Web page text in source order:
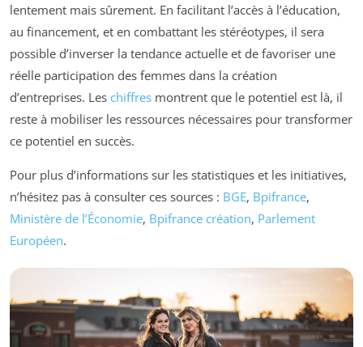
lentement mais sûrement. En facilitant l’accès à l’éducation,
au financement, et en combattant les stéréotypes, il sera
possible d’inverser la tendance actuelle et de favoriser une
réelle participation des femmes dans la création
d’entreprises. Les chiffres montrent que le potentiel est là, il
reste à mobiliser les ressources nécessaires pour transformer
ce potentiel en succès.
Pour plus d’informations sur les statistiques et les initiatives,
n’hésitez pas à consulter ces sources : BGE, Bpifrance,
Ministère de l’Économie, Bpifrance création, Parlement
Européen.